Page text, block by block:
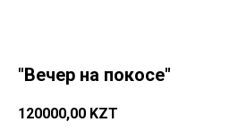
"Вечер на покосе"
120000,00 KZT